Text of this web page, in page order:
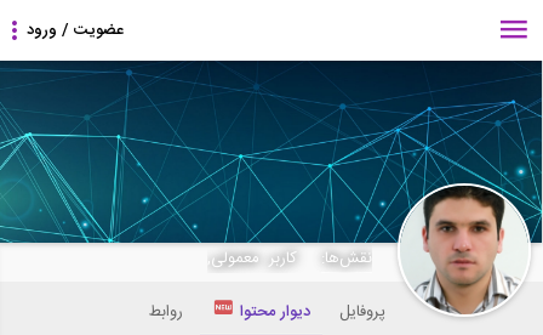
zakaria
نقش‌ها:
کاربر معمولی,
پروفایل
دیوار محتوا روابط